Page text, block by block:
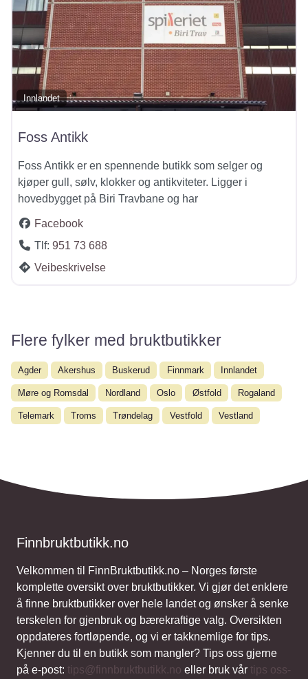
Innlandet
Foss Antikk
Foss Antikk er en spennende butikk som selger og
kjøper gull, sølv, klokker og antikviteter. Ligger i
hovedbygget på Biri Travbane og har
Facebook
Tlf: 951 73 688
Veibeskrivelse
Flere fylker med bruktbutikker
Agder Akershus Buskerud Finnmark Innlandet
Møre og Romsdal Nordland Oslo Østfold Rogaland
Telemark Troms Trøndelag Vestfold Vestland
Finnbruktbutikk.no
Velkommen til FinnBruktbutikk.no – Norges første
komplette oversikt over bruktbutikker. Vi gjør det enklere
å finne bruktbutikker over hele landet og ønsker å senke
terskelen for gjenbruk og bærekraftige valg. Oversikten
oppdateres fortløpende, og vi er takknemlige for tips.
Kjenner du til en butikk som mangler? Tips oss gjerne
på e-post: tips@finnbruktbutikk.no eller bruk vår tips oss-